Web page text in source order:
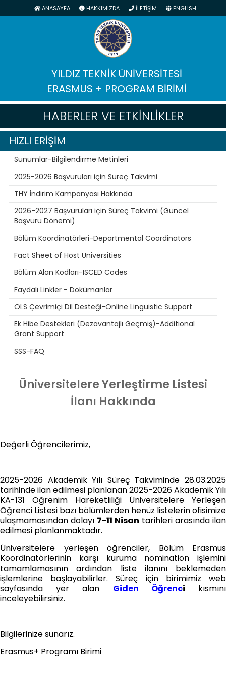
ANASAYFA HAKKIMIZDA İLETİŞİM ENGLISH
YILDIZ TEKNİK ÜNİVERSİTESİ
ERASMUS + PROGRAM BİRİMİ
HABERLER VE ETKİNLİKLER
HIZLI ERİŞİM
Sunumlar-Bilgilendirme Metinleri
2025-2026 Başvuruları için Süreç Takvimi
THY İndirim Kampanyası Hakkında
2026-2027 Başvuruları için Süreç Takvimi (Güncel
Başvuru Dönemi)
Bölüm Koordinatörleri-Departmental Coordinators
Fact Sheet of Host Universities
Bölüm Alan Kodları-ISCED Codes
Faydalı Linkler - Dokümanlar
OLS Çevrimiçi Dil Desteği-Online Linguistic Support
Ek Hibe Destekleri (Dezavantajlı Geçmiş)-Additional
Grant Support
SSS-FAQ
Üniversitelere Yerleştirme Listesi
İlanı Hakkında
Değerli Öğrencilerimiz,
2025-2026 Akademik Yılı Süreç Takviminde 28.03.2025
tarihinde ilan edilmesi planlanan 2025-2026 Akademik Yılı
KA-131 Öğrenim Hareketliliği Üniversitelere Yerleşen
Öğrenci Listesi bazı bölümlerden henüz listelerin ofisimize
ulaşmamasından dolayı 7-11 Nisan tarihleri arasında ilan
edilmesi planlanmaktadır.
Üniversitelere yerleşen öğrenciler, Bölüm Erasmus
Koordinatörlerinin karşı kuruma nomination işlemini
tamamlamasının ardından liste ilanını beklemeden
işlemlerine başlayabilirler. Süreç için birimimiz web
sayfasında yer alan Giden Öğrenci kısmını
inceleyebilirsiniz.
Bilgilerinize sunarız.
Erasmus+ Programı Birimi